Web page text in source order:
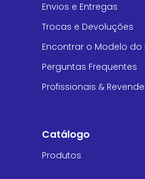
Envios e Entregas
Trocas e Devoluções
Encontrar o Modelo
Perguntas Frequentes
Profissionais &
Catálogo
Produtos